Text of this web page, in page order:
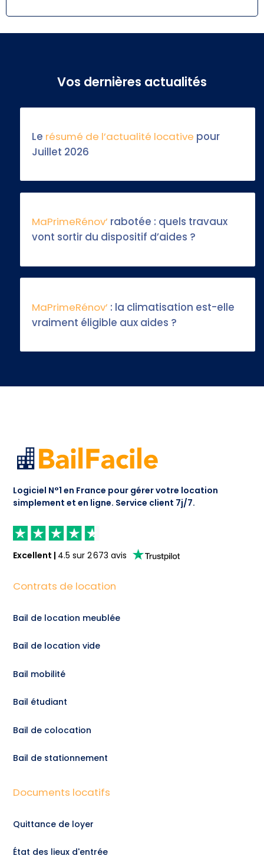
Vos dernières actualités
Le résumé de l’actualité locative pour
Juillet 2026
MaPrimeRénov’ rabotée : quels travaux
vont sortir du dispositif d’aides ?
MaPrimeRénov’ : la climatisation est-elle
vraiment éligible aux aides ?
Logiciel N°1 en France pour gérer votre location
simplement et en ligne. Service client 7j/7.
Excellent | 4.5 sur2 673 avis
Contrats de location
Bail de location meublée
Bail de location vide
Bail mobilité
Bail étudiant
Bail de colocation
Bail de stationnement
Documents locatifs
Quittance de loyer
État des lieux d'entrée